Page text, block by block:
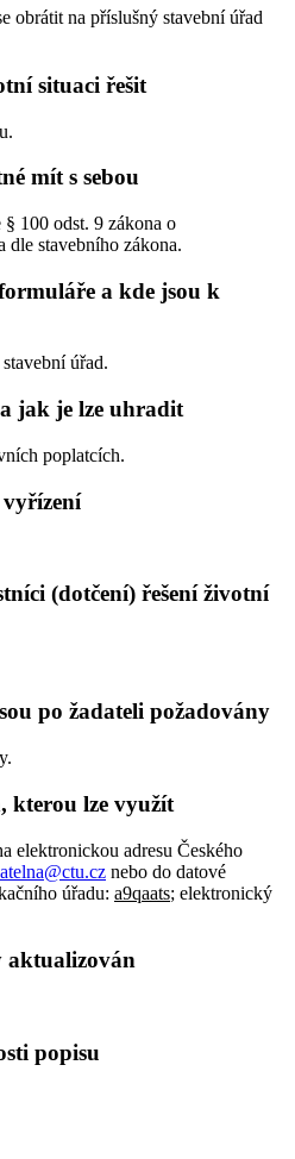
obrátit na příslušný stavební úřad
situaci řešit
mít s sebou
100 odst. 9 zákona o
stavebního zákona.
a kde jsou k
úřad.
jak je lze uhradit
poplatcích.
(dotčení) řešení životní
po žadateli požadovány
kterou lze využít
elektronickou adresu Českého
nebo do datové
úřadu: a9qaats; elektronický
aktualizován
popisu